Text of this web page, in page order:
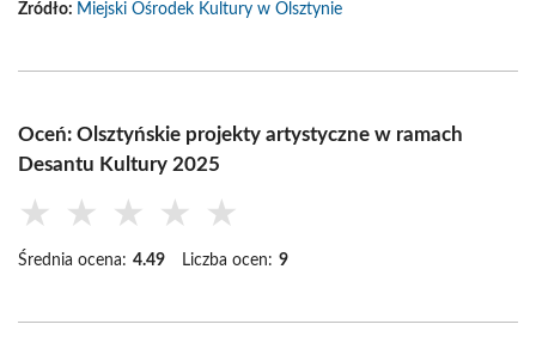
Źródło: Miejski Ośrodek Kultury w Olsztynie
Oceń: Olsztyńskie projekty artystyczne w ramach
Desantu Kultury 2025
★ ★ ★ ★ ★
Średnia ocena: 4.49 Liczba ocen: 9